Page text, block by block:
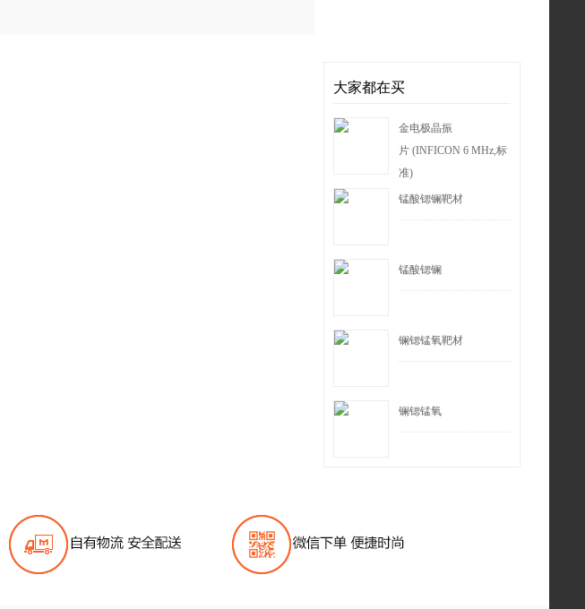
大家都在买
金电极晶振
片 (INFICON 6 MHz,标
准)
锰酸锶镧靶材
锰酸锶镧
镧锶锰氧靶材
镧锶锰氧